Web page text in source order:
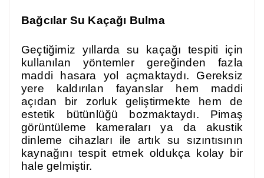
Bağcılar Su Kaçağı Bulma
Geçtiğimiz yıllarda su kaçağı tespiti için
kullanılan yöntemler gereğinden fazla
maddi hasara yol açmaktaydı. Gereksiz
yere kaldırılan fayanslar hem maddi
açıdan bir zorluk geliştirmekte hem de
estetik bütünlüğü bozmaktaydı. Pimaş
görüntüleme kameraları ya da akustik
dinleme cihazları ile artık su sızıntısının
kaynağını tespit etmek oldukça kolay bir
hale gelmiştir.